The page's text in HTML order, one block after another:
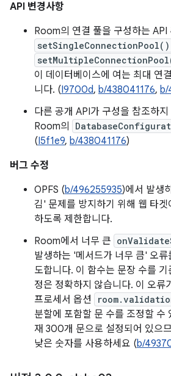
API 변경사항
Room의 연결 풀을 구성하는 API
setSingleConnectionPool()
이 데이터베이스에 여는 최대 연
니다. (I9700d, b/438041176, b/
다른 공개 API가 구성을 참조하
Room의
(I5f1e9, b/438041176)
버그 수정
OPFS (b/496255935)에서 발생
김' 문제를 방지하기 위해 웹 타
하도록 제한합니다.
Room에서 너무 큰
발생하는 '메서드가 너무 큼' 오류
도합니다. 이 함수는 문장 수를
정은 정확하지 않습니다. 이 오류
프로세서 옵션
분할에 포함할 문 수를 조정할 수
재 300개 문으로 설정되어 있으
낮은 숫자를 사용하세요 (b/